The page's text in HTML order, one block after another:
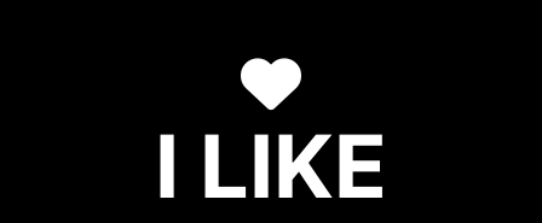
I LIKE